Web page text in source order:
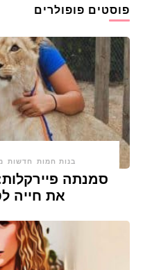
פוסטים פופולרים
בנות חמות חדשות
סמנתה
את חייה